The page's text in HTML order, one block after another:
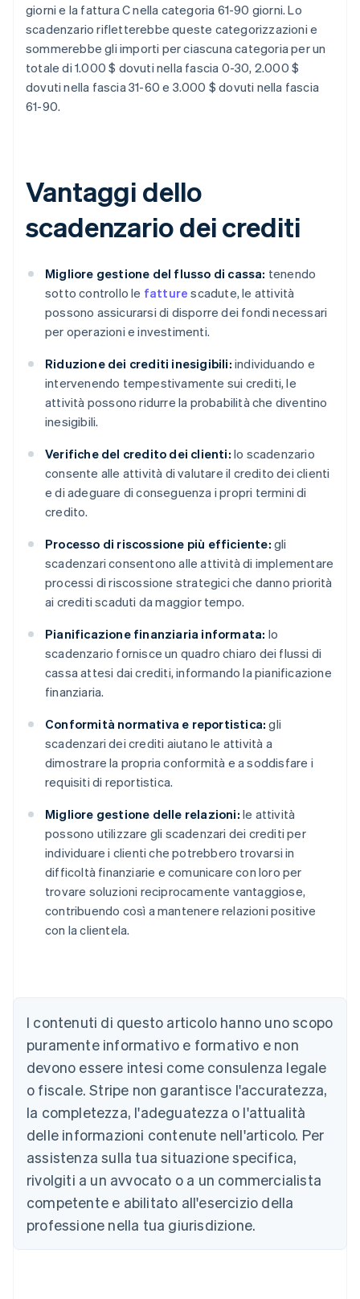
giorni e la fattura C nella categoria 61-90 giorni. Lo
scadenzario rifletterebbe queste categorizzazioni e
sommerebbe gli importi per ciascuna categoria per un
totale di 1.000 $ dovuti nella fascia 0-30, 2.000 $
dovuti nella fascia 31-60 e 3.000 $ dovuti nella fascia
61-90.
Vantaggi dello
scadenzario dei crediti
Migliore gestione del flusso di cassa: tenendo
sotto controllo le fatture scadute, le attività
possono assicurarsi di disporre dei fondi necessari
per operazioni e investimenti.
Riduzione dei crediti inesigibili: individuando e
intervenendo tempestivamente sui crediti, le
attività possono ridurre la probabilità che diventino
inesigibili.
Verifiche del credito dei clienti: lo scadenzario
consente alle attività di valutare il credito dei clienti
e di adeguare di conseguenza i propri termini di
credito.
Processo di riscossione più efficiente: gli
scadenzari consentono alle attività di implementare
processi di riscossione strategici che danno priorità
ai crediti scaduti da maggior tempo.
Pianificazione finanziaria informata: lo
scadenzario fornisce un quadro chiaro dei flussi di
cassa attesi dai crediti, informando la pianificazione
finanziaria.
Conformità normativa e reportistica: gli
scadenzari dei crediti aiutano le attività a
dimostrare la propria conformità e a soddisfare i
requisiti di reportistica.
Migliore gestione delle relazioni: le attività
possono utilizzare gli scadenzari dei crediti per
individuare i clienti che potrebbero trovarsi in
difficoltà finanziarie e comunicare con loro per
trovare soluzioni reciprocamente vantaggiose,
contribuendo così a mantenere relazioni positive
con la clientela.
I contenuti di questo articolo hanno uno scopo
puramente informativo e formativo e non
devono essere intesi come consulenza legale
o fiscale. Stripe non garantisce l'accuratezza,
la completezza, l'adeguatezza o l'attualità
delle informazioni contenute nell'articolo. Per
assistenza sulla tua situazione specifica,
rivolgiti a un avvocato o a un commercialista
competente e abilitato all'esercizio della
professione nella tua giurisdizione.
English
DeutschEnglish
Belgio
Nederlands Français English
Brasile
PortuguêsEnglish
Bulgaria
Canada
EnglishFrançais
Cina continentale
简体中文English
Cipro